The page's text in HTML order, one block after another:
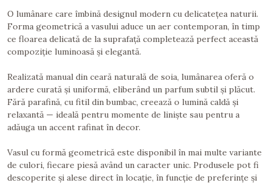
O lumânare care îmbină designul modern cu delicatețea naturii.
Forma geometrică a vasului aduce un aer contemporan, în timp
ce floarea delicată de la suprafață completează perfect această
compoziție luminoasă și elegantă.
Realizată manual din ceară naturală de soia, lumânarea oferă o
ardere curată și uniformă, eliberând un parfum subtil și plăcut.
Fără parafină, cu fitil din bumbac, creează o lumină caldă și
relaxantă — ideală pentru momente de liniște sau pentru a
adăuga un accent rafinat în decor.
Vasul cu formă geometrică este disponibil în mai multe variante
de culori, fiecare piesă având un caracter unic. Produsele pot fi
descoperite și alese direct în locație, în funcție de preferințe și